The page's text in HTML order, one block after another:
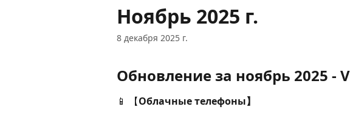
Ноябрь 2025 г.
8 декабря 2025 г.
Обновление за ноябрь 2025 -
📱 【Облачные телефоны】